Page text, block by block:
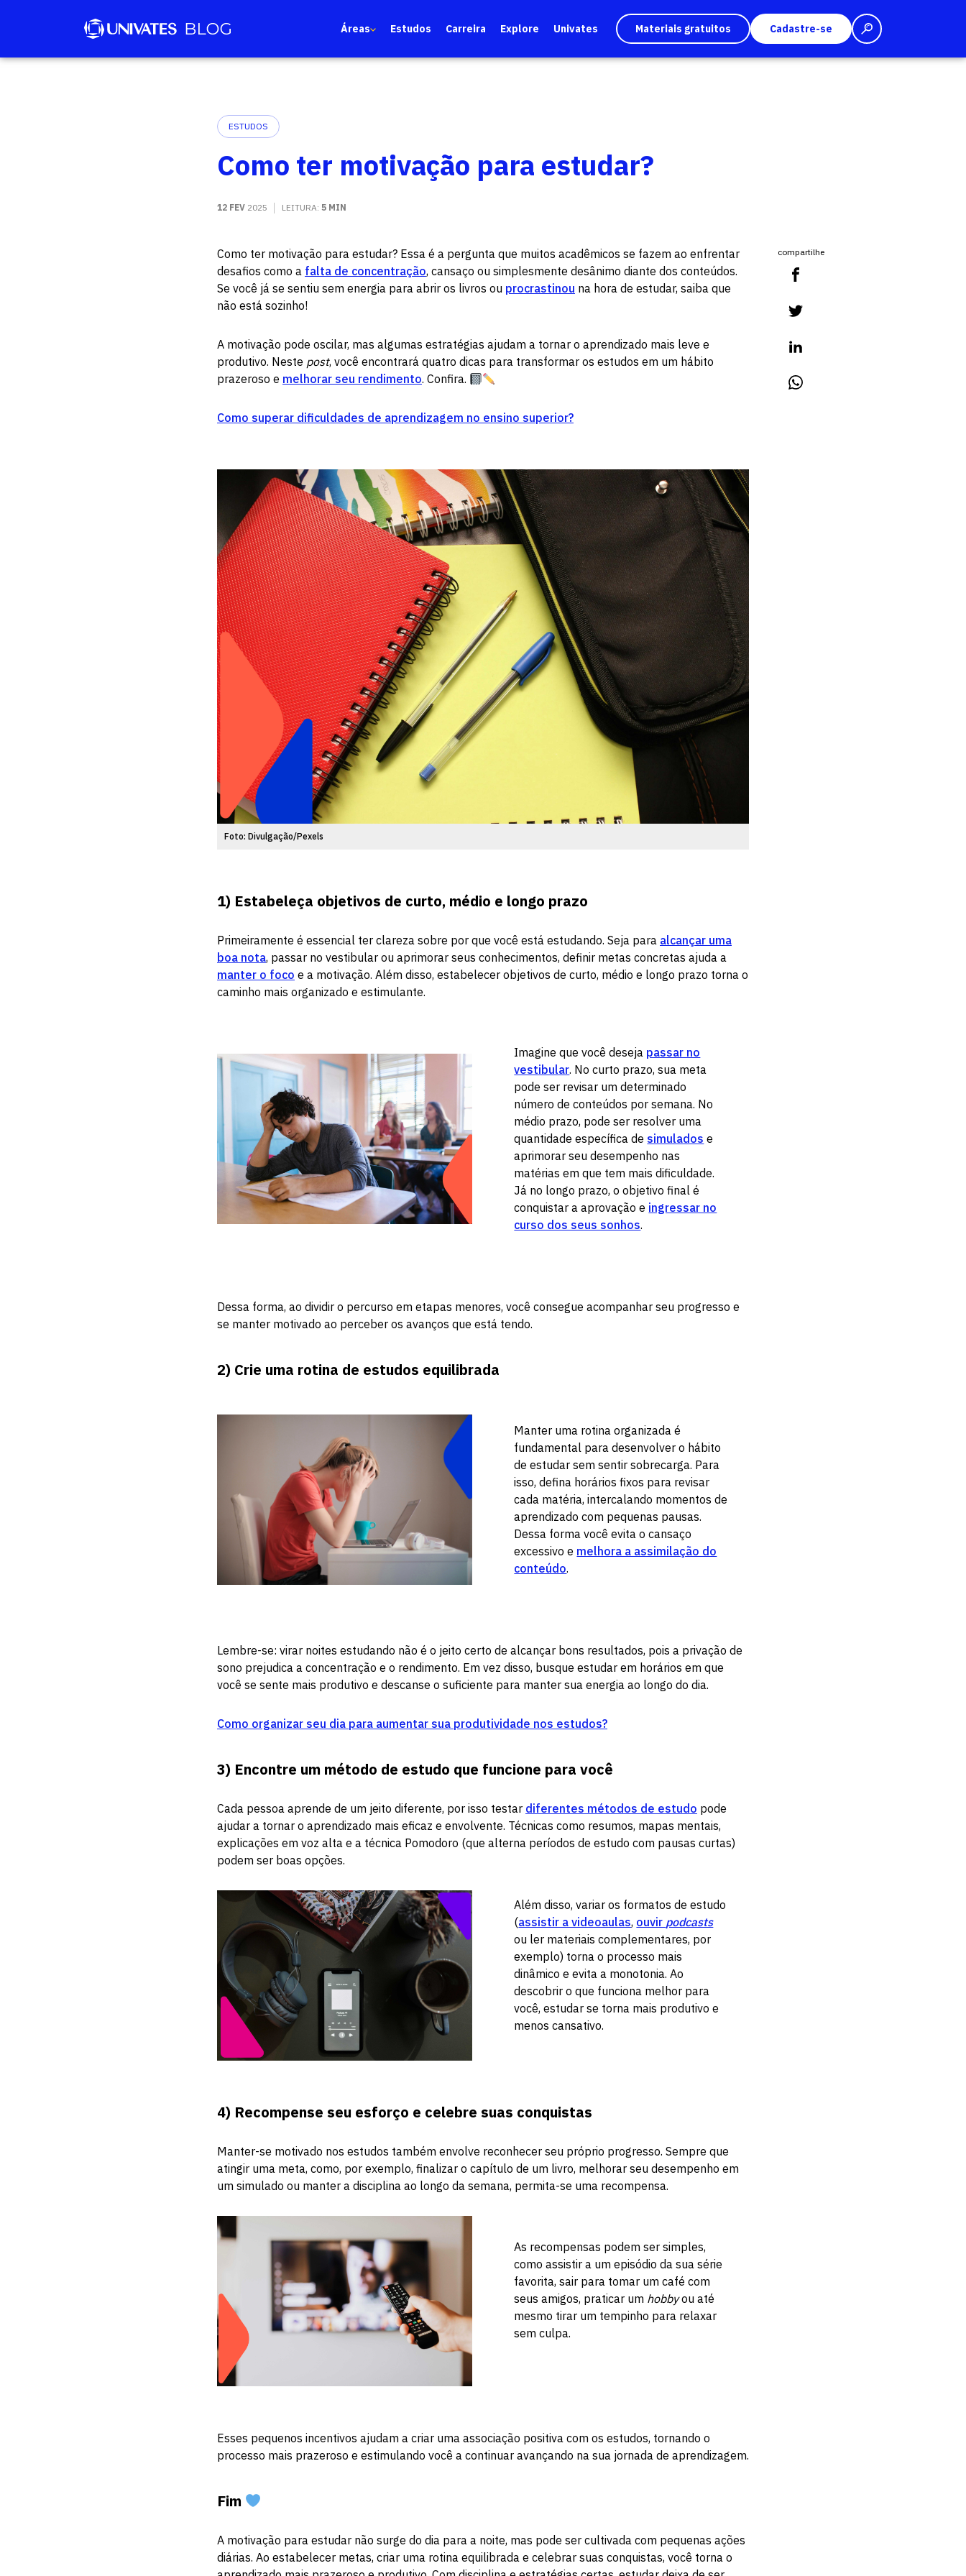
Áreas Estudos Carreira Explore Univates Materiais gratuitos Cadastre-se
ESTUDOS
Como ter motivação para estudar?
12 FEV 2025 LEITURA: 5 MIN
Como ter motivação para estudar? Essa é a pergunta que muitos acadêmicos se fazem ao enfrentar
desafios como a falta de concentração, cansaço ou simplesmente desânimo diante dos conteúdos.
Se você já se sentiu sem energia para abrir os livros ou procrastinou na hora de estudar, saiba que
não está sozinho!
A motivação pode oscilar, mas algumas estratégias ajudam a tornar o aprendizado mais leve e
produtivo. Neste post, você encontrará quatro dicas para transformar os estudos em um hábito
prazeroso e melhorar seu rendimento. Confira.
Como superar dificuldades de aprendizagem no ensino superior?
Foto: Divulgação/Pexels
1) Estabeleça objetivos de curto, médio e longo prazo
Primeiramente é essencial ter clareza sobre por que você está estudando. Seja para alcançar uma
boa nota, passar no vestibular ou aprimorar seus conhecimentos, definir metas concretas ajuda a
manter o foco e a motivação. Além disso, estabelecer objetivos de curto, médio e longo prazo torna o
caminho mais organizado e estimulante.
Imagine que você deseja passar no
vestibular. No curto prazo, sua meta
pode ser revisar um determinado
número de conteúdos por semana. No
médio prazo, pode ser resolver uma
quantidade específica de simulados e
aprimorar seu desempenho nas
matérias em que tem mais dificuldade.
Já no longo prazo, o objetivo final é
conquistar a aprovação e ingressar no
curso dos seus sonhos.
Dessa forma, ao dividir o percurso em etapas menores, você consegue acompanhar seu progresso e
se manter motivado ao perceber os avanços que está tendo.
2) Crie uma rotina de estudos equilibrada
Manter uma rotina organizada é
fundamental para desenvolver o hábito
de estudar sem sentir sobrecarga. Para
isso, defina horários fixos para revisar
cada matéria, intercalando momentos de
aprendizado com pequenas pausas.
Dessa forma você evita o cansaço
excessivo e melhora a assimilação do
conteúdo.
Lembre-se: virar noites estudando não é o jeito certo de alcançar bons resultados, pois a privação de
sono prejudica a concentração e o rendimento. Em vez disso, busque estudar em horários em que
você se sente mais produtivo e descanse o suficiente para manter sua energia ao longo do dia.
Como organizar seu dia para aumentar sua produtividade nos estudos?
3) Encontre um método de estudo que funcione para você
Cada pessoa aprende de um jeito diferente, por isso testar diferentes métodos de estudo pode
ajudar a tornar o aprendizado mais eficaz e envolvente. Técnicas como resumos, mapas mentais,
explicações em voz alta e a técnica Pomodoro (que alterna períodos de estudo com pausas curtas)
podem ser boas opções.
Além disso, variar os formatos de estudo
(assistir a videoaulas, ouvir podcasts
ou ler materiais complementares, por
exemplo) torna o processo mais
dinâmico e evita a monotonia. Ao
descobrir o que funciona melhor para
você, estudar se torna mais produtivo e
menos cansativo.
4) Recompense seu esforço e celebre suas conquistas
Manter-se motivado nos estudos também envolve reconhecer seu próprio progresso. Sempre que
atingir uma meta, como, por exemplo, finalizar o capítulo de um livro, melhorar seu desempenho em
um simulado ou manter a disciplina ao longo da semana, permita-se uma recompensa.
As recompensas podem ser simples,
como assistir a um episódio da sua série
favorita, sair para tomar um café com
seus amigos, praticar um hobbyou até
mesmo tirar um tempinho para relaxar
sem culpa.
Esses pequenos incentivos ajudam a criar uma associação positiva com os estudos, tornando o
processo mais prazeroso e estimulando você a continuar avançando na sua jornada de aprendizagem.
Fim
A motivação para estudar não surge do dia para a noite, mas pode ser cultivada com pequenas ações
diárias. Ao estabelecer metas, criar uma rotina equilibrada e celebrar suas conquistas, você torna o
compartilhe